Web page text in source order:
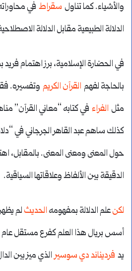
والأشياء. كما تناول سقراط في
الدلالة الطبيعية مقابل الدلالة
في الحضارة الإسلامية، برز اهتمام
بالحاجة لفهم القرآن الكريم وتفسيره.
مثل الفراء في كتابه “معاني القرآن”
كذلك ساهم عبد القاهر الجرجاني في
حول المعنى ومعنى المعنى. بالمقابل،
الدقيقة بين الألفاظ وعلاقاتها السياقية.
لكنعلم الدلالة بمفهومه الحديث لم
يد فرديناند دي سوسيرالذي ميز بين